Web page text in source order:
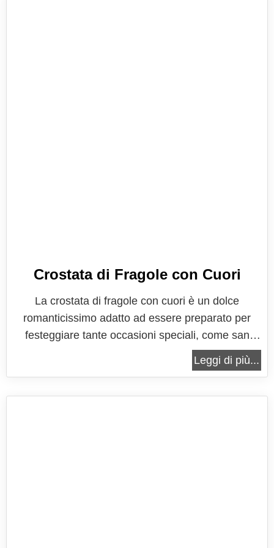
Crostata di Fragole con Cuori
La crostata di fragole con cuori è un dolce
romanticissimo adatto ad essere preparato per
festeggiare tante occasioni speciali, come san
Valentino, un anniversario, la festa della mamma o
semplicemente per dirsi ti amo! Questa dolcissima
Leggi di più...